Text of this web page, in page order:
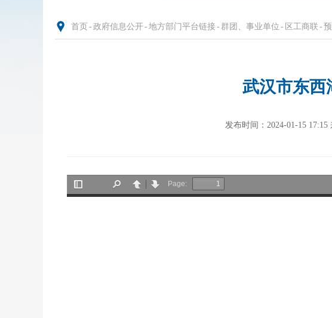
首页 - 政府信息公开- 地方部门平台链接- 群团、事业单位 - 区工商联 -
武汉市东西
发布时间：2024-01-15 17:15